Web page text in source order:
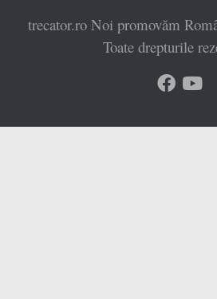
trecator.ro Noi promovăm
Toate drepturile